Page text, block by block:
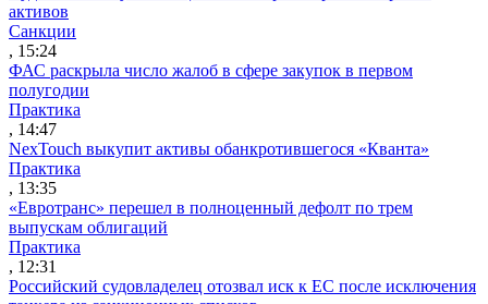
активов
Санкции
, 15:24
ФАС раскрыла число жалоб в сфере закупок в первом
полугодии
Практика
, 14:47
NexTouch выкупит активы обанкротившегося «Кванта»
Практика
, 13:35
«Евротранс» перешел в полноценный дефолт по трем
выпускам облигаций
Практика
, 12:31
Российский судовладелец отозвал иск к ЕС после исключения